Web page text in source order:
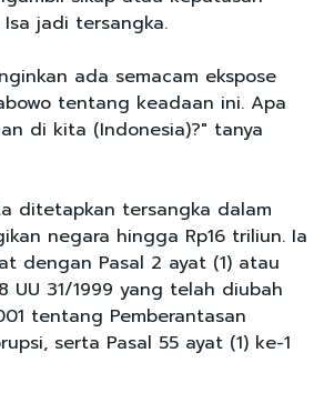
jadi tersangka.
ada semacam ekspose
tentang keadaan ini. Apa
di kita (Indonesia)?" tanya
ditetapkan tersangka dalam
negara hingga Rp16 triliun. Ia
dengan Pasal 2 ayat (1) atau
UU 31/1999 yang telah diubah
tentang Pemberantasan
serta Pasal 55 ayat (1) ke-1